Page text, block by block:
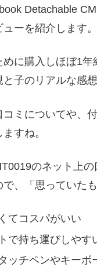
Detachable
ーを紹介します。
めに購入しほぼ1
子のリアルな感
コミについてや、
すね。
のネット上
、「思っていた
てコスパがいい
で持ち運びしやす
ッチペンやキーボ